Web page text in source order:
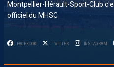
Montpellier-Hérault-Sport-Club
officiel du MHSC
FACEBOOK TWITTER INSTAGRAM